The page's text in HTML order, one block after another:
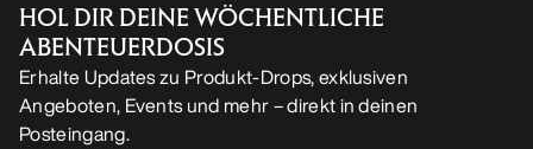
HOL DIR DEINE WÖCHENTLICHE
ABENTEUERDOSIS
Erhalte Updates zu Produkt-Drops, exklusiven
Angeboten, Events und mehr – direkt in deinen
Posteingang.